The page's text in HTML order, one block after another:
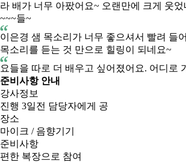
라 배가 너무 아팠어요~ 오랜만에 크게 웃
~~~들~
이은경 샘 목소리가 너무 좋으셔서 빨려 들
목소리를 듣는 것 만으로 힐링이 되네요~
요들을 따로 더 배우고 싶어졌어요. 어디로
준비사항 안내
강사정보
진행 3일전 담당자에게 공
장소
마이크 / 음향기기
준비사항
편한 복장으로 참여